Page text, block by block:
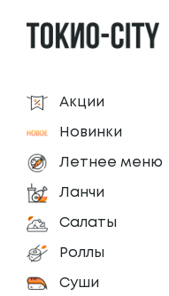
Акции
Новинки
Летнее меню
Ланчи
Салаты
Роллы
Суши